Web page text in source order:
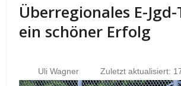
Überregionales E-
ein schöner Erfolg
Uli Wagner Zuletzt aktualisiert: